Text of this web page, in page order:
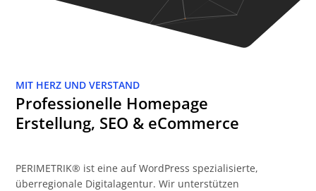
MIT HERZ UND VERSTAND
Professionelle Homepage
Erstellung, SEO & eCommerce
PERIMETRIK® ist eine auf WordPress spezialisierte,
überregionale Digitalagentur. Wir unterstützen